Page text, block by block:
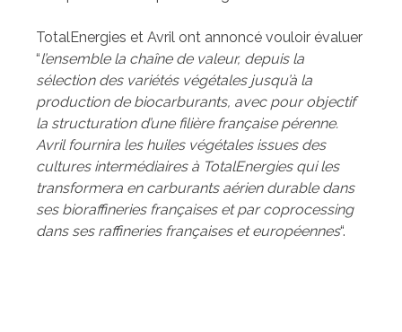
TotalEnergies et Avril ont annoncé vouloir évaluer
“l’ensemble la chaîne de valeur, depuis la
sélection des variétés végétales jusqu’à la
production de biocarburants, avec pour objectif
la structuration d’une filière française pérenne.
Avril fournira les huiles végétales issues des
cultures intermédiaires à TotalEnergies qui les
transformera en carburants aérien durable dans
ses bioraffineries françaises et par coprocessing
dans ses raffineries françaises et européennes“.